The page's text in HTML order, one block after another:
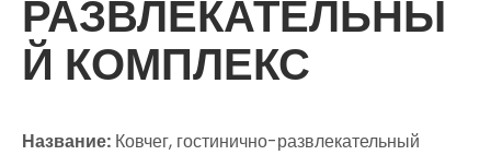
РАЗВЛЕКАТЕЛЬНЫ
Й КОМПЛЕКС
Название: Ковчег, гостинично-развлекательный